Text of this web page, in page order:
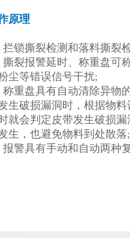
原理
拦锁撕裂检测和落料撕裂
撕裂报警延时、称重盘可
尘等错误信号干扰;
称重盘具有自动清除异物
生破损漏洞时，根据物
就会判定皮带发生破损
生，也避免物料到处散落;
报警具有手动和自动两种